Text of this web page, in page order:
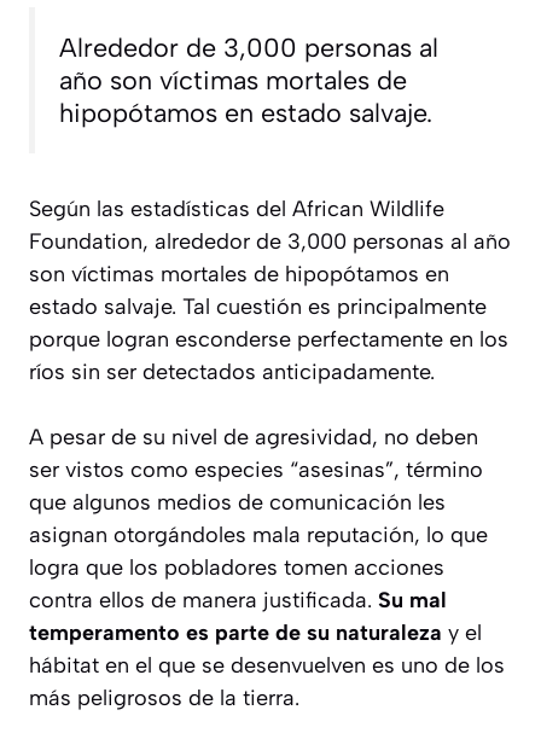
Alrededor de 3,000 personas al
año son víctimas mortales de
hipopótamos en estado salvaje.
Según las estadísticas del African Wildlife
Foundation, alrededor de 3,000 personas al año
son víctimas mortales de hipopótamos en
estado salvaje. Tal cuestión es principalmente
porque logran esconderse perfectamente en los
ríos sin ser detectados anticipadamente.
A pesar de su nivel de agresividad, no deben
ser vistos como especies “asesinas”, término
que algunos medios de comunicación les
asignan otorgándoles mala reputación, lo que
logra que los pobladores tomen acciones
contra ellos de manera justificada. Su mal
temperamento es parte de su naturaleza y el
hábitat en el que se desenvuelven es uno de los
más peligrosos de la tierra.